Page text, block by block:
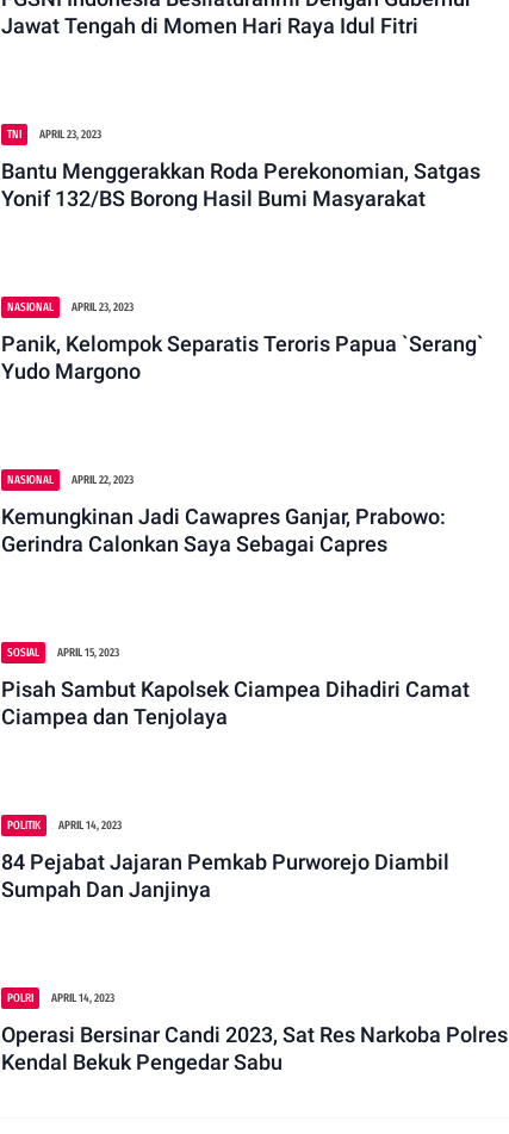
Jawat Tengah di Momen Hari Raya Idul Fitri
TNI APRIL 23, 2023
Bantu Menggerakkan Roda Perekonomian, Satgas
Yonif 132/BS Borong Hasil Bumi Masyarakat
NASIONAL APRIL 23, 2023
Panik, Kelompok Separatis Teroris Papua `Serang`
Yudo Margono
NASIONAL APRIL 22, 2023
Kemungkinan Jadi Cawapres Ganjar, Prabowo:
Gerindra Calonkan Saya Sebagai Capres
SOSIAL APRIL 15, 2023
Pisah Sambut Kapolsek Ciampea Dihadiri Camat
Ciampea dan Tenjolaya
POLITIK APRIL 14, 2023
84 Pejabat Jajaran Pemkab Purworejo Diambil
Sumpah Dan Janjinya
POLRI APRIL 14, 2023
Operasi Bersinar Candi 2023, Sat Res Narkoba Polres
Kendal Bekuk Pengedar Sabu